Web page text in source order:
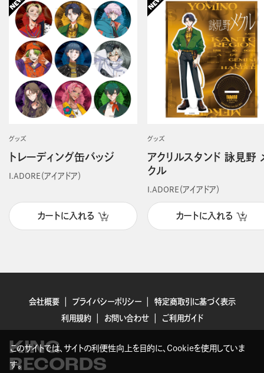
グッズ
トレーディング缶バッジ
I.ADORE（アイアドア）
カートに入れる
グッズ
アクリルスタンド 詠見野
クル
I.ADORE（アイアドア）
カートに入れる
会社概要 プライバシーポリシー
特定商取引に基づく表示
利用規約
お問い合わせ ご利用ガイド
KING
RECORDS
このサイトでは、サイトの利便性向上を目的に、Cookieを使用していま
す。